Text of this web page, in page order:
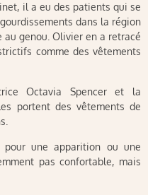
il a eu des patients qui se
dans la région
au genou. Olivier en a retracé
comme des vêtements
Octavia Spencer et la
portent des vêtements de
une apparition ou une
pas confortable, mais